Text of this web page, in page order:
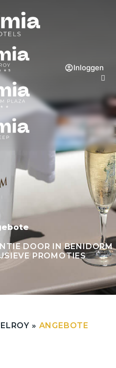
Inloggen
DOOR IN BENIDORM
PROMOTIES
» ANGEBOTE